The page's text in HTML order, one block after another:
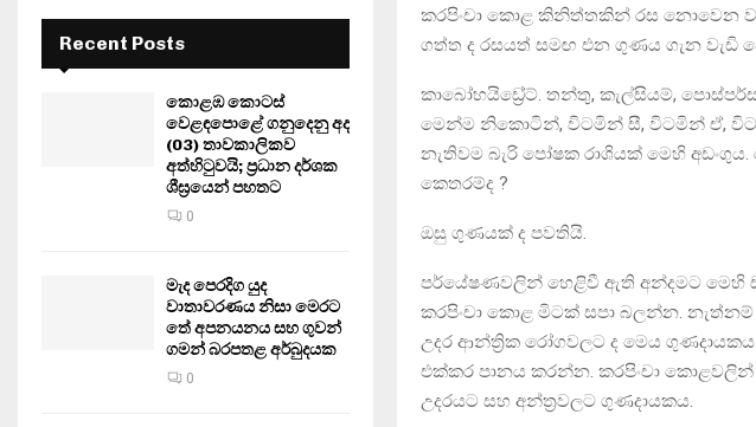
කරපිංචා කොළ කිනිත්තකින් රස නොවෙන
ගත්ත ද රසයත් සමඟ එන ගුණය ගැන වැඩි
කාබෝහයිඩ්‍රේට්. තන්තු, කැල්සියම්,
මෙන්ම නිකොටින්, විටමින් සී, විටමින් ඒ,
නැතිවම බැරි පෝෂක රාශියක් මෙහි
කෙතරම්ද ?
ඔසු ගුණයක් ද පවතියි.
පර්යේෂණවලින් හෙළිවී ඇති අන්දමට මෙහි
කරපිංචා කොළ මිටක් සපා බලන්න.
උදර ආන්ත්‍රික රෝගවලට ද මෙය
එක්කර පානය කරන්න. කරපිංචා කොළවලින්
උදරයට සහ අන්ත්‍රවලට ගුණදායකය.
Recent Posts
කොළඹ කොටස්
වෙළඳපොළේ ගනුදෙනු අද
(03) තාවකාලිකව
අත්හිටුවයි; ප්‍රධාන දර්ශක
ශීඝ්‍රයෙන් පහතට
0
මැද පෙරදිග යුද
වාතාවරණය නිසා මෙරට
තේ අපනයනය සහ ගුවන්
ගමන් බරපතළ අර්බුදයක
0